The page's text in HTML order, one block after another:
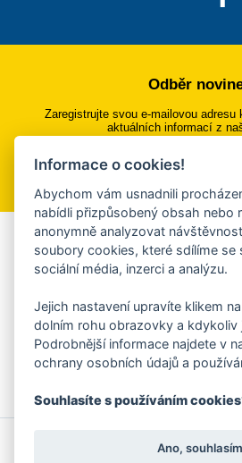
Odběr
Zaregistrujte svou e-mailovou adresu
aktuálních informací z
Přihlásit se k
Aplikace Mobilní
Chcete dostávat do svého mobilu
ankety, pozvánky na kulturní
Více informací o
Informace o cookies!
Abychom vám usnadnili
nabídli přizpůsobený obsah nebo
anonymně analyzovat
soubory cookies, které sdílíme se
sociální média, inzerci a analýzu.
Jejich nastavení upravíte klikem
dolním rohu obrazovky a kdykoliv
Podrobnější informace najdete v
ochrany osobních údajů a
Souhlasíte s používáním
Ano, souhlasím